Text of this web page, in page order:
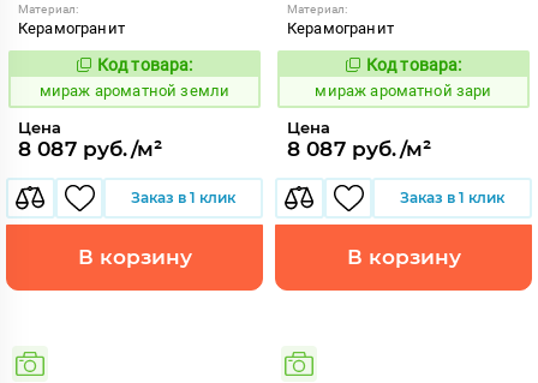
Материал:
Керамогранит
984655
Код товара:
мираж ароматной земли
Цена
8 087 руб./м²
Заказ в 1 клик
В корзину
Материал:
Керамогранит
984653
Код товара:
мираж ароматной зари
Цена
8 087 руб./м²
Заказ в 1 клик
В корзину